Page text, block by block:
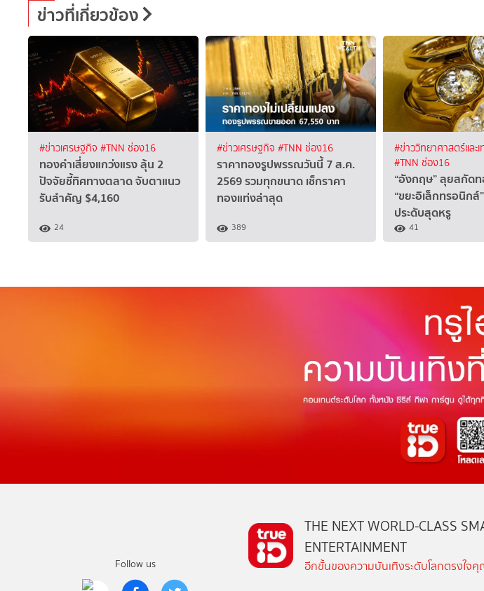
ข่าวที่เกี่ยวข้อง
#ข่าวเศรษฐกิจ #TNN ช่อง16
ทองคำเสี่ยงแกว่งแรง ลุ้น 2
ปัจจัยชี้ทิศทางตลาด จับตาแนว
รับสำคัญ $4,160
24
#ข่าวเศรษฐกิจ #TNN ช่อง16
ราคาทองรูปพรรณวันนี้ 7 ส.ค.
2569 รวมทุกขนาด เช็กราคา
ทองแท่งล่าสุด
389
#ข่าววิทยาศาสตร์และเ
#TNN ช่อง16
“อังกฤษ” ลุยสกัด
“ขยะอิเล็กทรอนิก
ประดับสุดหรู
41
Follow us
THE NEXT WORLD-CLASS
ENTERTAINMENT
อีกขั้นของความบันเทิงระดับโลกตรงใจ